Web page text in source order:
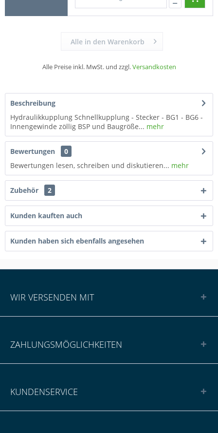
Alle Preise inkl. MwSt. und zzgl.Versandkosten
Alle in den Warenkorb
Beschreibung
Hydraulikkupplung Schnellkupplung - Stecker - BG1 - BG6 -
Innengewinde zöllig BSP und Baugröße... mehr
Bewertungen
0
Bewertungen lesen, schreiben und diskutieren... mehr
Zubehör 2
Kunden kauften auch
Kunden haben sich ebenfalls angesehen
WIR VERSENDEN MIT
ZAHLUNGSMÖGLICHKEITEN
KUNDENSERVICE